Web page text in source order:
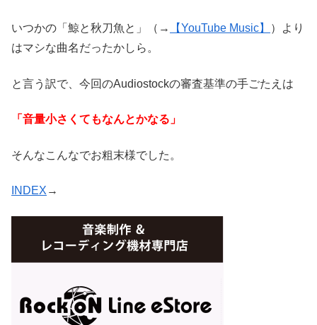
いつかの「鯨と秋刀魚と」（→ 【YouTube Music】
）より
はマシな曲名だったかしら。
と言う訳で、今回のAudiostockの審査基準の手ごたえは
「音量小さくてもなんとかなる」
そんなこんなでお粗末様でした。
INDEX →